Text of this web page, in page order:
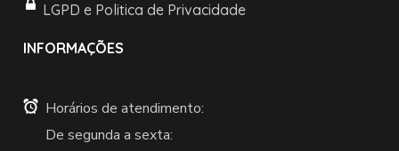
LGPD e Politica de Privacidade
INFORMAÇÕES
Horários de atendimento:
De segunda a sexta: